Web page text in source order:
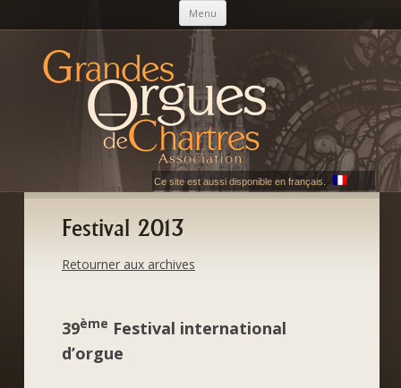
Menu Skip to content
AGOC
Les Grandes Orgues de Chartres
Ce site est aussi disponible en français.
Festival 2013
Retourner aux archives
39ème Festival international
d’orgue